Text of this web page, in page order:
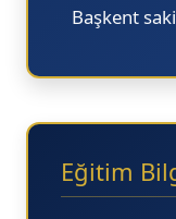
Başkent
Eğitim